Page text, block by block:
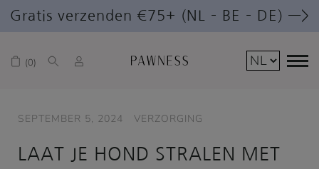
Gratis verzenden €75+ (NL – BE – DE) —>
0
SEPTEMBER 5, 2024 VERZORGING
LAAT JE HOND STRALEN MET